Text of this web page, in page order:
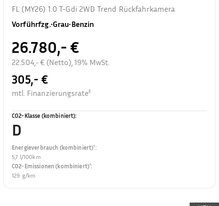
FL (MY26) 1.0 T-Gdi 2WD Trend Rückfahrkamera
Vorführfzg.•Grau•Benzin
26.780,- €
22.504,- € (Netto), 19% MwSt.
305,- €
mtl. Finanzierungsrate²
CO2-Klasse (kombiniert):
D
Energieverbrauch (kombiniert)¹:
5,7 l/100km
CO2-Emissionen (kombiniert)¹:
129 g/km